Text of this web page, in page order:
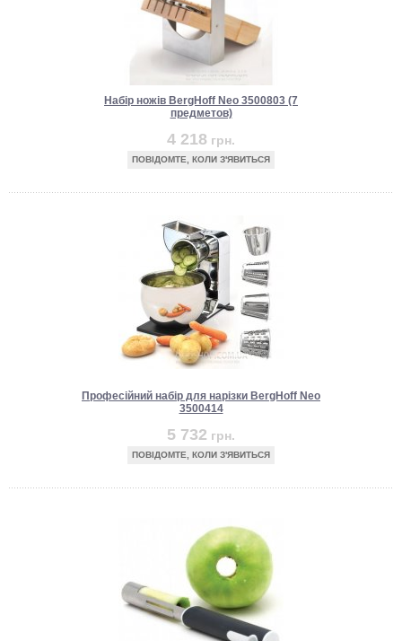
Набір ножів BergHoff Neo 3500803 (7
предметов)
4 218 грн.
ПОВІДОМТЕ, КОЛИ З'ЯВИТЬСЯ
Професійний набір для нарізки BergHoff Neo
3500414
5 732 грн.
ПОВІДОМТЕ, КОЛИ З'ЯВИТЬСЯ